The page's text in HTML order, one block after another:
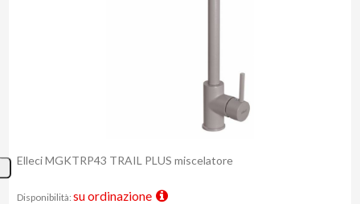
Elleci MGKTRP43 TRAIL PLUS miscelatore
Disponibilità: su ordinazione